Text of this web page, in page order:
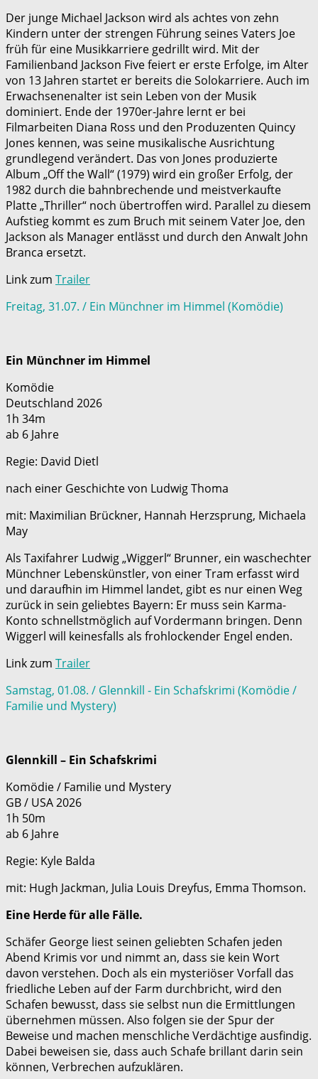
Der junge Michael Jackson wird als achtes von zehn
Kindern unter der strengen Führung seines Vaters Joe
früh für eine Musikkarriere gedrillt wird. Mit der
Familienband Jackson Five feiert er erste Erfolge, im Alter
von 13 Jahren startet er bereits die Solokarriere. Auch im
Erwachsenenalter ist sein Leben von der Musik
dominiert. Ende der 1970er-Jahre lernt er bei
Filmarbeiten Diana Ross und den Produzenten Quincy
Jones kennen, was seine musikalische Ausrichtung
grundlegend verändert. Das von Jones produzierte
Album „Off the Wall“ (1979) wird ein großer Erfolg, der
1982 durch die bahnbrechende und meistverkaufte
Platte „Thriller“ noch übertroffen wird. Parallel zu diesem
Aufstieg kommt es zum Bruch mit seinem Vater Joe, den
Jackson als Manager entlässt und durch den Anwalt John
Branca ersetzt.
Link zum Trailer
Freitag, 31.07. / Ein Münchner im Himmel (Komödie)
Ein Münchner im Himmel
Komödie
Deutschland 2026
1h 34m
ab 6 Jahre
Regie: David Dietl
nach einer Geschichte von Ludwig Thoma
mit: Maximilian Brückner, Hannah Herzsprung, Michaela
May
Als Taxifahrer Ludwig „Wiggerl“ Brunner, ein waschechter
Münchner Lebenskünstler, von einer Tram erfasst wird
und daraufhin im Himmel landet, gibt es nur einen Weg
zurück in sein geliebtes Bayern: Er muss sein Karma-
Konto schnellstmöglich auf Vordermann bringen. Denn
Wiggerl will keinesfalls als frohlockender Engel enden.
Link zum Trailer
Samstag, 01.08. / Glennkill - Ein Schafskrimi (Komödie /
Familie und Mystery)
Glennkill – Ein Schafskrimi
Komödie / Familie und Mystery
GB / USA 2026
1h 50m
ab 6 Jahre
Regie: Kyle Balda
mit: Hugh Jackman, Julia Louis Dreyfus, Emma Thomson.
Eine Herde für alle Fälle.
Schäfer George liest seinen geliebten Schafen jeden
Abend Krimis vor und nimmt an, dass sie kein Wort
davon verstehen. Doch als ein mysteriöser Vorfall das
friedliche Leben auf der Farm durchbricht, wird den
Schafen bewusst, dass sie selbst nun die Ermittlungen
übernehmen müssen. Also folgen sie der Spur der
Beweise und machen menschliche Verdächtige ausfindig.
Dabei beweisen sie, dass auch Schafe brillant darin sein
können, Verbrechen aufzuklären.